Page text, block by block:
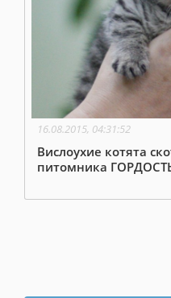
16.08.2015, 04:31:52
Вислоухие котята
питомника